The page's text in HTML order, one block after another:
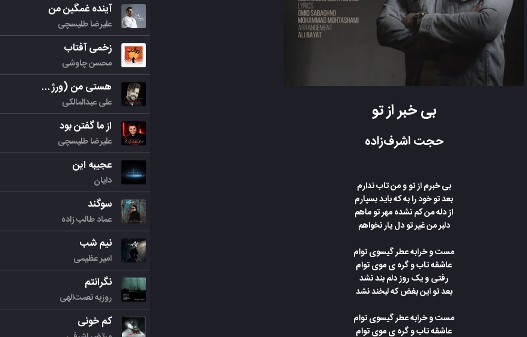
بی خبر از تو
حجت اشرف‌زاده
بی خبرم از تو و من تاب ندارم
بعد تو خود را به که باید بسپارم
از دله من کم نشده مهر تو ماهم
دلبر من غیر تو دل یار نخواهم
مست و خرابه عطر گیسوی توام
عاشقه تاب و گره ی موی توام
رفتی و یک روز دلم بند نشد
بعد تو این بغض که لبخند نشد
مست و خرابه عطر گیسوی توام
عاشقه تاب و گره ی موی توام
آینده غمگین من
علیرضا طلیسچی
زخمی آفتاب
محسن چاوشی
هستی من (ورژن جدید)
علی عبدالمالکی
از ما گفتن بود
علیرضا طلیسچی
عجیبه این
دایان
سوگند
عماد طالب زاده
نیم شب
امیر عظیمی
نگرانتم
روزبه نعمت‌الهی
کم خونی